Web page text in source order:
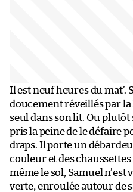
Il est neuf heures du mat’.
doucement réveillés par
seul dans son lit. Ou plutôt
pris la peine de le défaire
draps. Il porte un
couleur et des
même le sol, Samuel n’est
verte, enroulée autour de